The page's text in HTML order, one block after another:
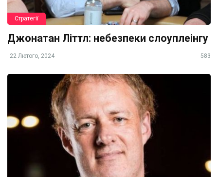
Стратегії
Джонатан Літтл: небезпеки слоуплеінгу
22 Лютого, 2024 583